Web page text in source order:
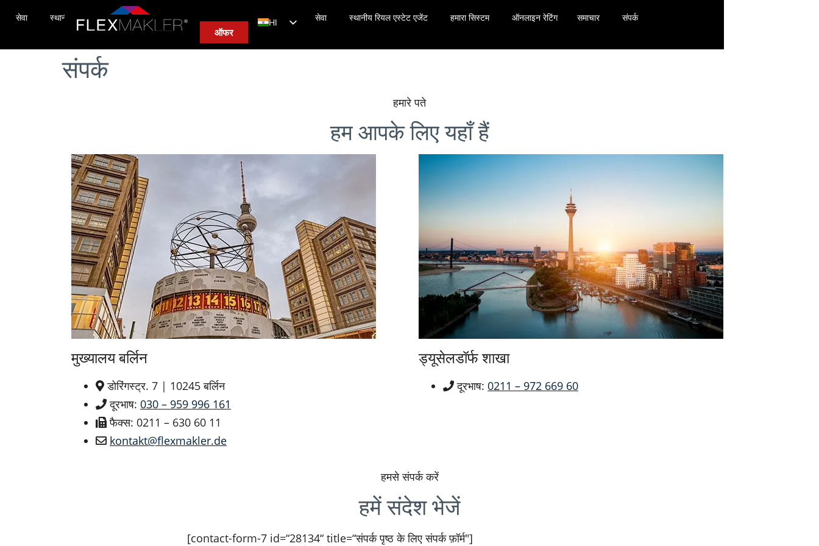
ऑफर
HI
सेवा स्थानीय रियल एस्टेट एजेंट हमारा सिस्टम ऑनलाइन रेटिंग समाचार संपर्क
सेवा स्थानीय रियल एस्टेट एजेंट हमारा सिस्टम ऑनलाइन रेटिंग समाचार संपर्क
संपर्क
हमारे पते
हम आपके लिए यहाँ हैं
मुख्यालय बर्लिन
डोरिंगस्ट्र. 7 | 10245 बर्लिन
दूरभाष: 030 – 959 996 161
फैक्स: 0211 – 630 60 11
kontakt@flexmakler.de
ड्यूसेलडॉर्फ शाखा
दूरभाष: 0211 – 972 669 60
हमसे संपर्क करें
हमें संदेश भेजें
[contact-form-7 id=“28134“ title=“संपर्क पृष्ठ के लिए संपर्क फ़ॉर्म"]